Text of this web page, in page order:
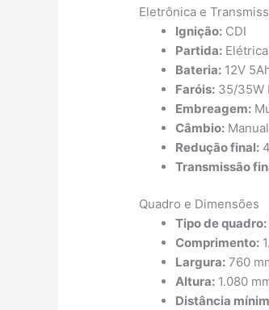
Eletrônica e
Ignição: CDI
Partida: Elétrica
Bateria: 12V
Faróis: 35/35W
Embreagem:
Câmbio:
Redução final:
Transmissão
Quadro e Dimensões
Tipo de quadro:
Comprimento:
Largura: 760
Altura: 1.080
Distância